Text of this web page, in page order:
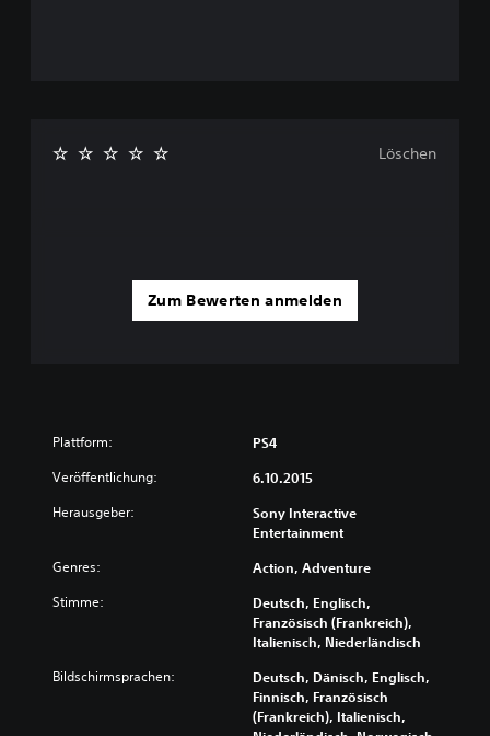
Zum Bewerten anmelden
Löschen
Plattform: PS4
Veröffentlichung: 6.10.2015
Herausgeber:
Sony Interactive
Entertainment
Genres: Action, Adventure
Stimme:
Deutsch, Englisch,
Französisch (Frankreich),
Italienisch, Niederländisch
Bildschirmsprachen:
Deutsch, Dänisch, Englisch,
Finnisch, Französisch
(Frankreich), Italienisch,